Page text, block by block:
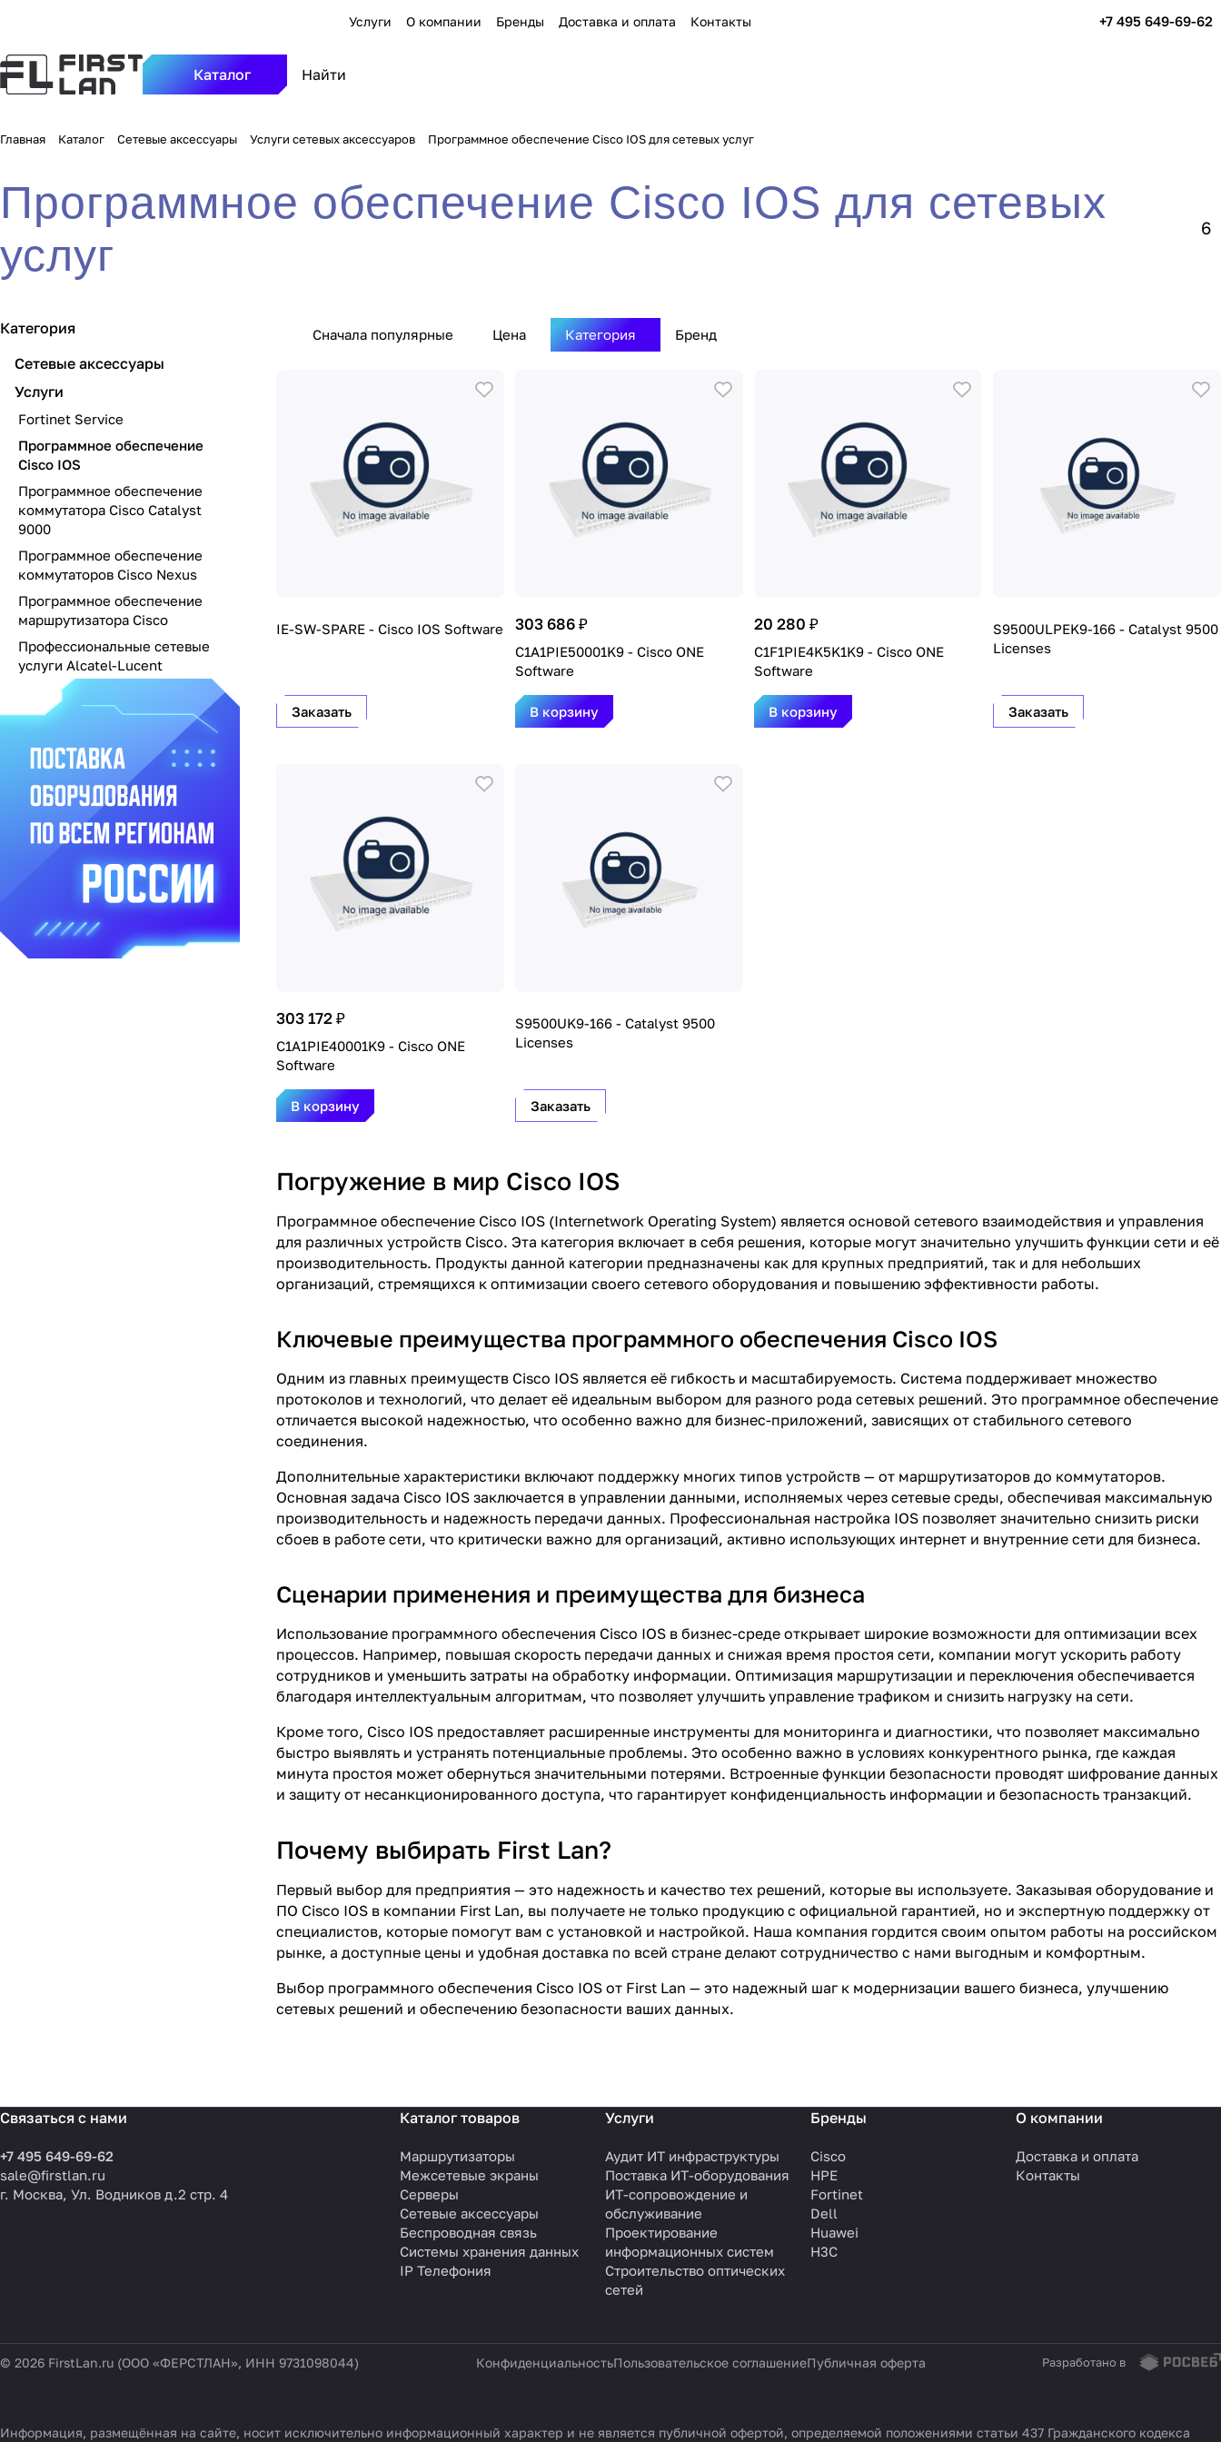
Услуги О компании Бренды Доставка и оплата Контакты +7 495 649-69-62
Каталог
Главная Каталог Сетевые аксессуары Услуги сетевых аксессуаров Программное обеспечение Cisco IOS для сетевых услуг
Программное обеспечение Cisco IOS для сетевых
услуг
6
Сначала популярные Цена Категория Бренд
IE-SW-SPARE - Cisco IOS Software
Заказать
303 686 ₽
C1A1PIE50001K9 - Cisco ONE
Software
В корзину
20 280 ₽
C1F1PIE4K5K1K9 - Cisco ONE
Software
В корзину
S9500ULPEK9-166 - Catalyst 9500
Licenses
Заказать
303 172 ₽
C1A1PIE40001K9 - Cisco ONE
Software
В корзину
S9500UK9-166 - Catalyst 9500
Licenses
Заказать
Погружение в мир Cisco IOS
Программное обеспечение Cisco IOS (Internetwork Operating System) является основой сетевого взаимодействия и управления
для различных устройств Cisco. Эта категория включает в себя решения, которые могут значительно улучшить функции сети и её
производительность. Продукты данной категории предназначены как для крупных предприятий, так и для небольших
организаций, стремящихся к оптимизации своего сетевого оборудования и повышению эффективности работы.
Ключевые преимущества программного обеспечения Cisco IOS
Одним из главных преимуществ Cisco IOS является её гибкость и масштабируемость. Система поддерживает множество
протоколов и технологий, что делает её идеальным выбором для разного рода сетевых решений. Это программное обеспечение
отличается высокой надежностью, что особенно важно для бизнес-приложений, зависящих от стабильного сетевого
соединения.
Дополнительные характеристики включают поддержку многих типов устройств — от маршрутизаторов до коммутаторов.
Основная задача Cisco IOS заключается в управлении данными, исполняемых через сетевые среды, обеспечивая максимальную
производительность и надежность передачи данных. Профессиональная настройка IOS позволяет значительно снизить риски
сбоев в работе сети, что критически важно для организаций, активно использующих интернет и внутренние сети для бизнеса.
Сценарии применения и преимущества для бизнеса
Использование программного обеспечения Cisco IOS в бизнес-среде открывает широкие возможности для оптимизации всех
процессов. Например, повышая скорость передачи данных и снижая время простоя сети, компании могут ускорить работу
сотрудников и уменьшить затраты на обработку информации. Оптимизация маршрутизации и переключения обеспечивается
благодаря интеллектуальным алгоритмам, что позволяет улучшить управление трафиком и снизить нагрузку на сети.
Кроме того, Cisco IOS предоставляет расширенные инструменты для мониторинга и диагностики, что позволяет максимально
быстро выявлять и устранять потенциальные проблемы. Это особенно важно в условиях конкурентного рынка, где каждая
минута простоя может обернуться значительными потерями. Встроенные функции безопасности проводят шифрование данных
и защиту от несанкционированного доступа, что гарантирует конфиденциальность информации и безопасность транзакций.
Почему выбирать First Lan?
Первый выбор для предприятия — это надежность и качество тех решений, которые вы используете. Заказывая оборудование и
ПО Cisco IOS в компании First Lan, вы получаете не только продукцию с официальной гарантией, но и экспертную поддержку от
специалистов, которые помогут вам с установкой и настройкой. Наша компания гордится своим опытом работы на российском
рынке, а доступные цены и удобная доставка по всей стране делают сотрудничество с нами выгодным и комфортным.
Выбор программного обеспечения Cisco IOS от First Lan — это надежный шаг к модернизации вашего бизнеса, улучшению
сетевых решений и обеспечению безопасности ваших данных.
Категория
Сетевые аксессуары
Услуги
Fortinet Service
Программное обеспечение
Cisco IOS
Программное обеспечение
коммутатора Cisco Catalyst
9000
Программное обеспечение
коммутаторов Cisco Nexus
Программное обеспечение
маршрутизатора Cisco
Профессиональные сетевые
услуги Alcatel-Lucent
Связаться с нами
+7 495 649-69-62
sale@firstlan.ru
г. Москва, Ул. Водников д.2 стр. 4
Каталог товаров
Маршрутизаторы
Межсетевые экраны
Серверы
Сетевые аксессуары
Беспроводная связь
Системы хранения данных
IP Телефония
Услуги
Аудит ИТ инфраструктуры
Поставка ИТ-оборудования
ИТ-сопровождение и
обслуживание
Проектирование
информационных систем
Строительство оптических
сетей
Бренды
Cisco
HPE
Fortinet
Dell
Huawei
H3C
О компании
Доставка и оплата
Контакты
© 2026 FirstLan.ru (ООО «ФЕРСТЛАН», ИНН 9731098044) КонфиденциальностьПользовательское соглашениеПубличная оферта Разработано в
Информация, размещённая на сайте, носит исключительно информационный характер и не является публичной офертой, определяемой положениями статьи 437 Гражданского кодекса